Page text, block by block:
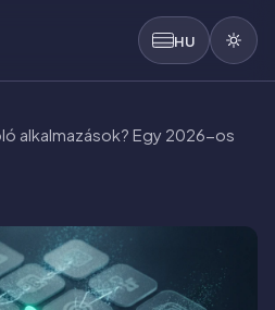
HU
alkalmazások? Egy 2026-os